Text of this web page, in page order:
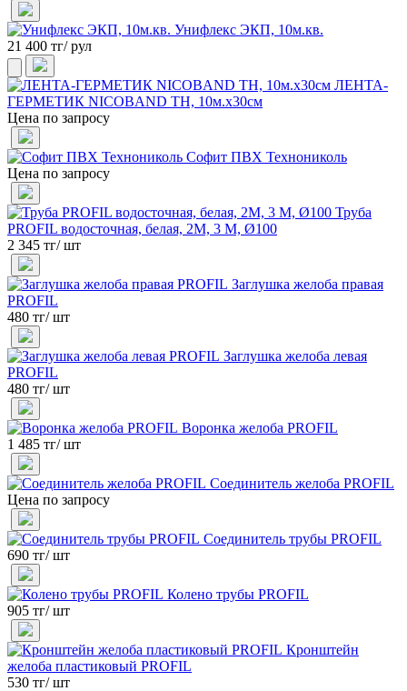
Унифлекс ЭКП, 10м.кв.
21 400 тг/ рул
ЛЕНТА-
ГЕРМЕТИК NICOBAND ТН, 10м.х30см
Цена по запросу
Софит ПВХ Технониколь
Цена по запросу
Труба
PROFIL водосточная, белая, 2М, 3 М, Ø100
2 345 тг/ шт
Заглушка желоба правая
PROFIL
480 тг/ шт
Заглушка желоба левая
PROFIL
480 тг/ шт
Воронка желоба PROFIL
1 485 тг/ шт
Соединитель желоба PROFIL
Цена по запросу
Соединитель трубы PROFIL
690 тг/ шт
Колено трубы PROFIL
905 тг/ шт
Кронштейн
желоба пластиковый PROFIL
530 тг/ шт